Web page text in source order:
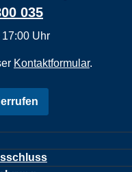
035
17:00 Uhr
Kontaktformular.